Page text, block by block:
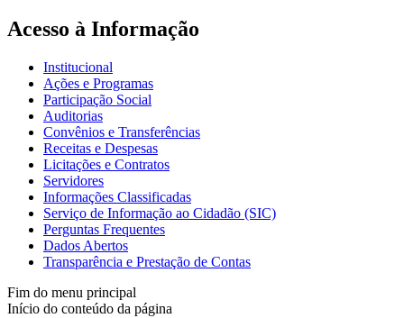
Acesso à Informação
Institucional
Ações e Programas
Participação Social
Auditorias
Convênios e Transferências
Receitas e Despesas
Licitações e Contratos
Servidores
Informações Classificadas
Serviço de Informação ao Cidadão (SIC)
Perguntas Frequentes
Dados Abertos
Transparência e Prestação de Contas
Fim do menu principal
Início do conteúdo da página